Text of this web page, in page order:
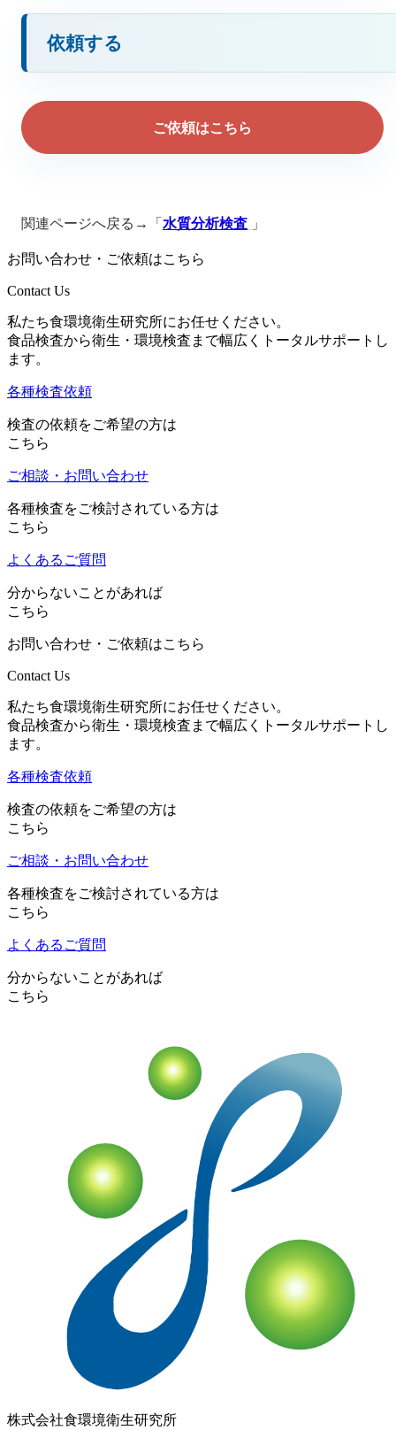
依頼する
ご依頼はこちら
関連ページへ戻る→「 水質分析検査 」
お問い合わせ・ご依頼はこちら
Contact Us
私たち食環境衛生研究所にお任せください。
食品検査から衛生・環境検査まで幅広くトータルサポートし
ます。
各種検査依頼
検査の依頼をご希望の方は
こちら
ご相談・お問い合わせ
各種検査をご検討されている方は
こちら
よくあるご質問
分からないことがあれば
こちら
お問い合わせ・ご依頼はこちら
Contact Us
私たち食環境衛生研究所にお任せください。
食品検査から衛生・環境検査まで幅広くトータルサポートし
ます。
各種検査依頼
検査の依頼をご希望の方は
こちら
ご相談・お問い合わせ
各種検査をご検討されている方は
こちら
よくあるご質問
分からないことがあれば
こちら
株式会社食環境衛生研究所